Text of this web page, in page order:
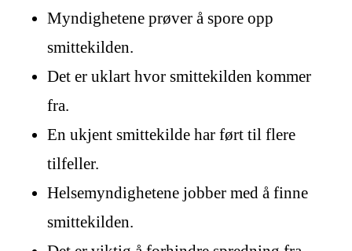
Myndighetene prøver å spore opp
smittekilden.
Det er uklart hvor smittekilden kommer
fra.
En ukjent smittekilde har ført til flere
tilfeller.
Helsemyndighetene jobber med å finne
smittekilden.